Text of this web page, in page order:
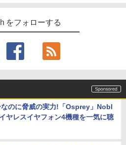
をフォローする
なのに脅威の実力!「Osprey」Nobl
ヤレスイヤフォン4機種を一気に聴